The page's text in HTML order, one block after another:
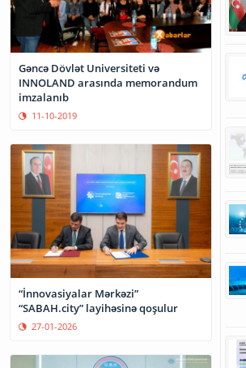
Gəncə Dövlət Universiteti və
INNOLAND arasında memorandum
imzalanıb
11-10-2019
“İnnovasiyalar Mərkəzi”
“SABAH.city” layihəsinə qoşulur
27-01-2026